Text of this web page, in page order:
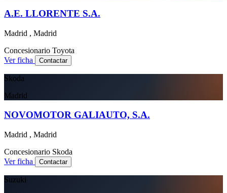
A.E. LLORENTE S.A.
Madrid , Madrid
Concesionario Toyota
Ver ficha
Contactar
Skoda
Madrid
NOVOMOTOR GALIAUTO, S.A.
Madrid , Madrid
Concesionario Skoda
Ver ficha
Contactar
Suzuki